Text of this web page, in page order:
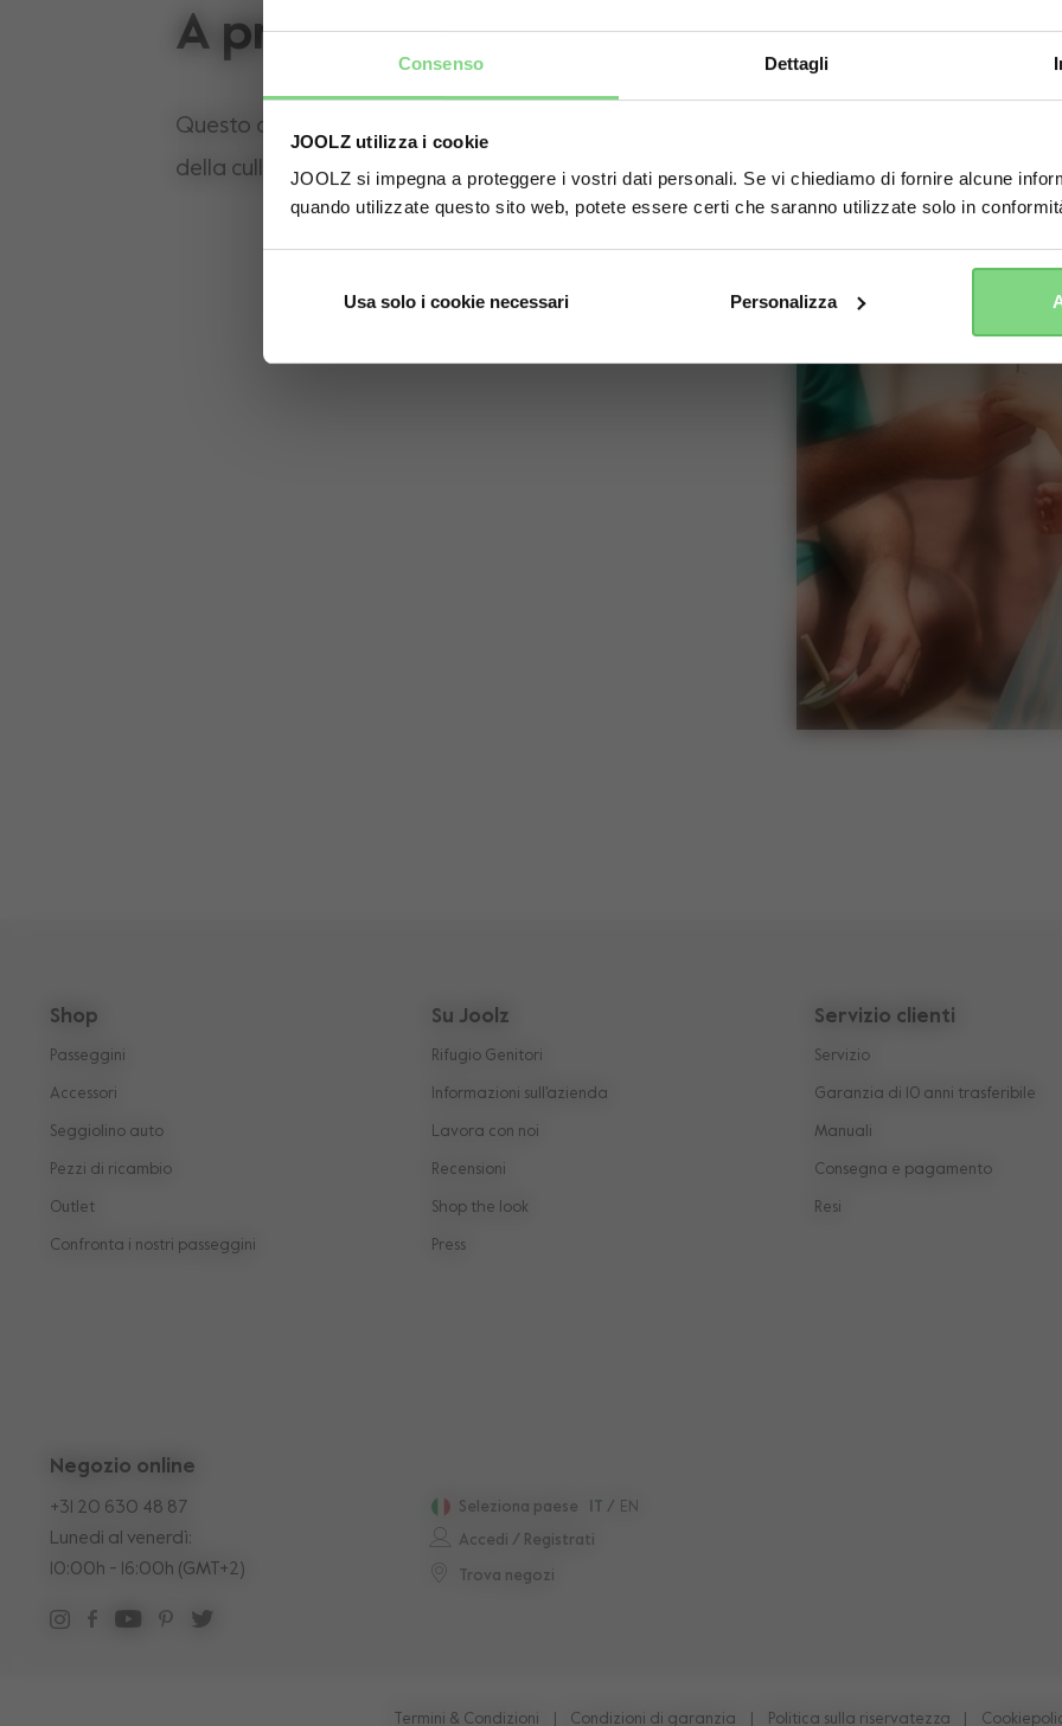
Consenso Dettagli
JOOLZ utilizza i cookie
JOOLZ si impegna a proteggere i vostri dati personali. Se vi chiediamo di fornire alcune
quando utilizzate questo sito web, potete essere certi che saranno utilizzate solo in
Usa solo i cookie necessari Personalizza
A proposito
Questo articolo consiste in un materassino di ricambio
della culla Joolz Aer.
Shop
Passeggini
Accessori
Seggiolino auto
Pezzi di ricambio
Outlet
Confronta i nostri passeggini
Su Joolz
Rifugio Genitori
Informazioni sull'azienda
Lavora con noi
Recensioni
Shop the look
Press
Servizio clienti
Servizio
Garanzia di 10 anni trasferibile
Manuali
Consegna e pagamento
Resi
Accedi / Registrati
Trova negozi
Seleziona paese EN
/
Negozio online
+31 20 630 48 87
Lunedi al venerdì:
10:00h - 16:00h (GMT+2)
Termini & Condizioni Condizioni di garanzia Politica sulla riservatezza
Visit this site in your own language & country?
No, stay here
Yes, go there